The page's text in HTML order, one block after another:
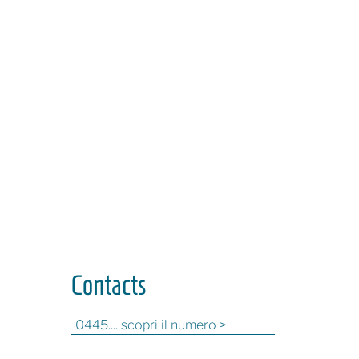
Contacts
0445.... scopri il numero >